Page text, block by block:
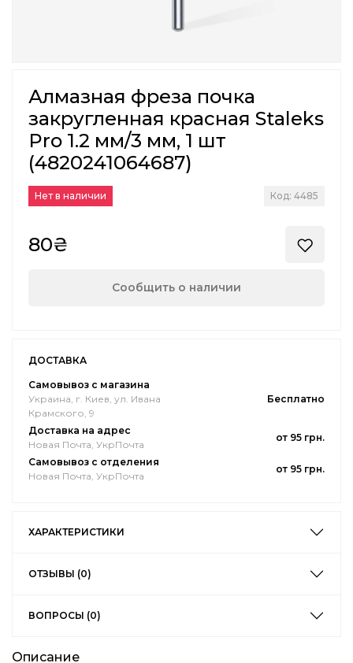
Алмазная фреза почка
закругленная красная Staleks
Pro 1.2 мм/3 мм, 1 шт
(4820241064687)
Нет в наличии Код: 4485
80₴
Сообщить о наличии
ДОСТАВКА
Самовывоз с магазина
Украина, г. Киев, ул. Ивана
Крамского, 9
Бесплатно
Доставка на адрес
Новая Почта, УкрПочта
от 95 грн.
Самовывоз с отделения
Новая Почта, УкрПочта
от 95 грн.
ХАРАКТЕРИСТИКИ
ОТЗЫВЫ (0)
ВОПРОСЫ (0)
Описание